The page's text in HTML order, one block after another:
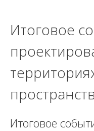
Итоговое
Итоговое